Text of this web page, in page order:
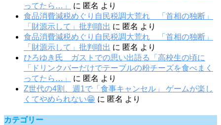
ってたら…」
に 匿名 より
食品消費減税めぐり自民税調大荒れ 「首相の独断」
「財源示して」批判噴出 に 匿名 より
食品消費減税めぐり自民税調大荒れ 「首相の独断」
「財源示して」批判噴出 に 匿名 より
ひろゆき氏 ガストでの思い出語る「高校生の頃に
「ドリンクバーだけでテーブルの粉チーズを食べまく
ってたら…」
に 匿名 より
Z世代の4割、週1で「食事キャンセル」 ゲームが楽し
くてやめられない😁 に 匿名 より
カテゴリー